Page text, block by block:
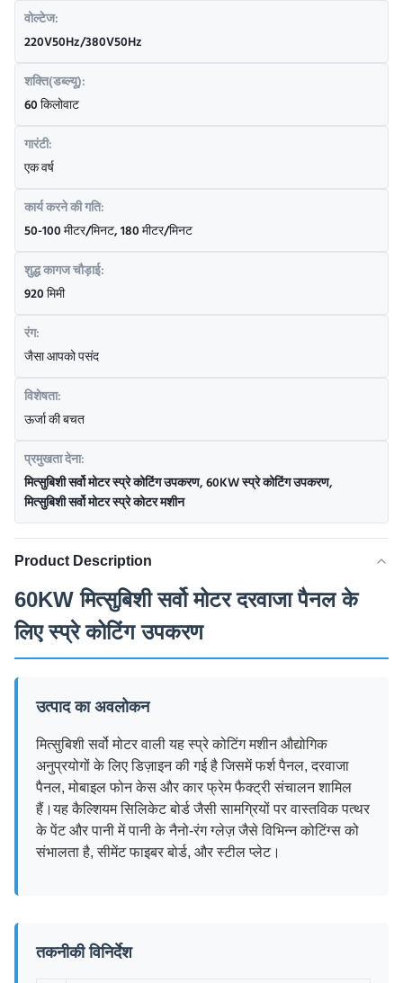
वोल्टेज:
220V50Hz/380V50Hz
शक्ति(डब्ल्यू):
60 किलोवाट
गारंटी:
एक वर्ष
कार्य करने की गति:
50-100 मीटर/मिनट, 180 मीटर/मिनट
शुद्ध कागज चौड़ाई:
920 मिमी
रंग:
जैसा आपको पसंद
विशेषता:
ऊर्जा की बचत
प्रमुखता देना:
मित्सुबिशी सर्वो मोटर स्प्रे कोटिंग उपकरण,60KW स्प्रे कोटिंग उपकरण,
मित्सुबिशी सर्वो मोटर स्प्रे कोटर मशीन
Product Description
60KW मित्सुबिशी सर्वो मोटर दरवाजा पैनल के
लिए स्प्रे कोटिंग उपकरण
उत्पाद का अवलोकन
मित्सुबिशी सर्वो मोटर वाली यह स्प्रे कोटिंग मशीन औद्योगिक
अनुप्रयोगों के लिए डिज़ाइन की गई है जिसमें फर्श पैनल, दरवाजा
पैनल, मोबाइल फोन केस और कार फ्रेम फैक्ट्री संचालन शामिल
हैं।यह कैल्शियम सिलिकेट बोर्ड जैसी सामग्रियों पर वास्तविक पत्थर
के पेंट और पानी में पानी के नैनो-रंग ग्लेज़ जैसे विभिन्न कोटिंग्स को
संभालता है, सीमेंट फाइबर बोर्ड, और स्टील प्लेट।
तकनीकी विनिर्देश